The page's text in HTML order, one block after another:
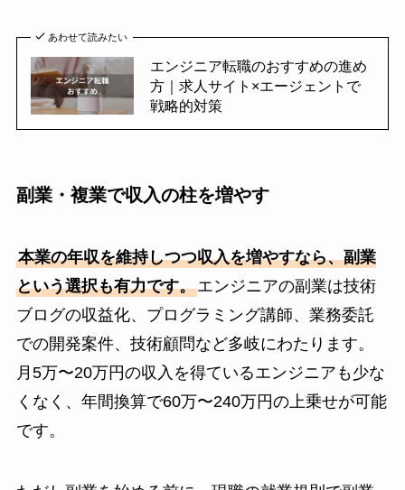
あわせて読みたい
エンジニア転職のおすすめの進め
方｜求人サイト×エージェントで
戦略的対策
副業・複業で収入の柱を増やす
本業の年収を維持しつつ収入を増やすなら、副業
という選択も有力です。エンジニアの副業は技術
ブログの収益化、プログラミング講師、業務委託
での開発案件、技術顧問など多岐にわたります。
月5万〜20万円の収入を得ているエンジニアも少な
くなく、年間換算で60万〜240万円の上乗せが可能
です。